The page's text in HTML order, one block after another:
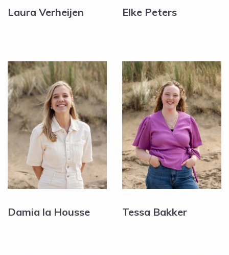
Laura Verheijen Elke Peters
Damia la Housse Tessa Bakker